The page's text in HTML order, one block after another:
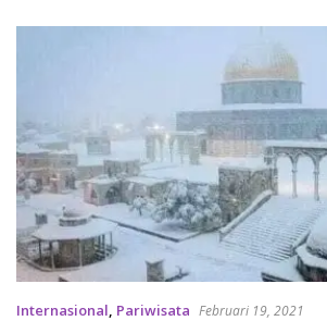
Internasional, Pariwisata Februari 19, 2021